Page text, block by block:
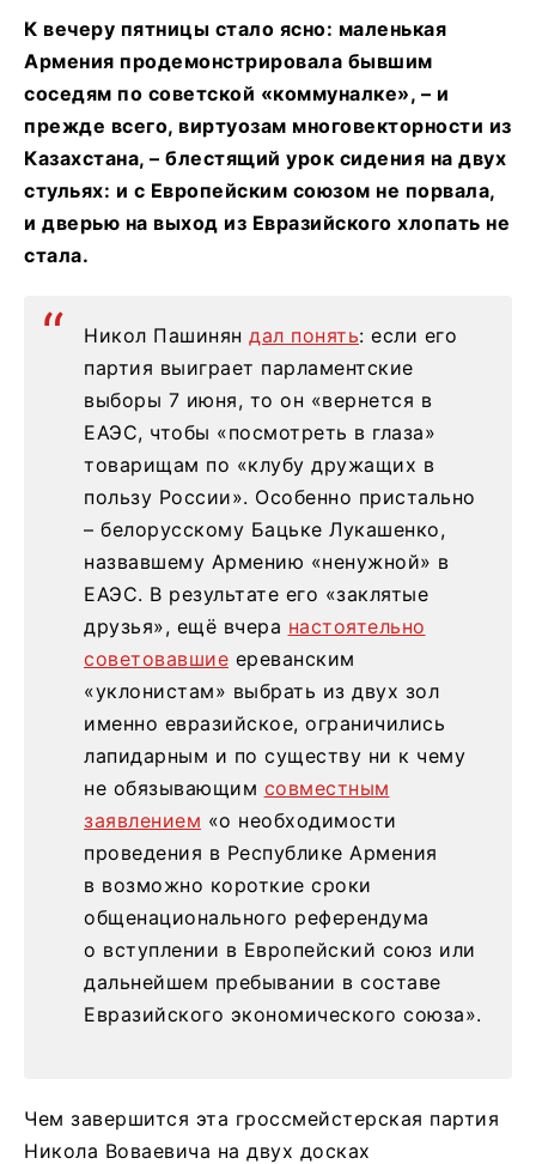
К вечеру пятницы стало ясно: маленькая
Армения продемонстрировала бывшим
соседям по советской «коммуналке», – и
прежде всего, виртуозам многовекторности из
Казахстана, – блестящий урок сидения на двух
стульях: и с Европейским союзом не порвала,
и дверью на выход из Евразийского хлопать не
стала.
Никол Пашинян дал понять: если его
партия выиграет парламентские
выборы 7 июня, то он «вернется в
ЕАЭС, чтобы «посмотреть в глаза»
товарищам по «клубу дружащих в
пользу России». Особенно пристально
– белорусскому Бацьке Лукашенко,
назвавшему Армению «ненужной» в
ЕАЭС. В результате его «заклятые
друзья», ещё вчера настоятельно
советовавшие ереванским
«уклонистам» выбрать из двух зол
именно евразийское, ограничились
лапидарным и по существу ни к чему
не обязывающим совместным
заявлением «о необходимости
проведения в Республике Армения
в возможно короткие сроки
общенационального референдума
о вступлении в Европейский союз или
дальнейшем пребывании в составе
Евразийского экономического союза».
Чем завершится эта гроссмейстерская партия
Никола Воваевича на двух досках